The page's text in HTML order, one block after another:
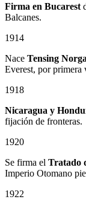
Firma en Bucarest
Balcanes.
1914
Nace Tensing
Everest, por primera
1918
Nicaragua y
fijación de fronteras.
1920
Se firma el Tratado
Imperio Otomano
1922